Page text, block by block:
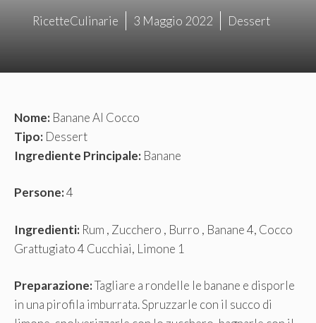
RicetteCulinarie 3 Maggio 2022 Dessert
Nome: Banane Al Cocco
Tipo: Dessert
Ingrediente Principale: Banane
Persone:4
Ingredienti: Rum , Zucchero , Burro , Banane 4, Cocco
Grattugiato 4 Cucchiai, Limone 1
Preparazione:Tagliare a rondelle le banane e disporle
in una pirofila imburrata. Spruzzarle con il succo di